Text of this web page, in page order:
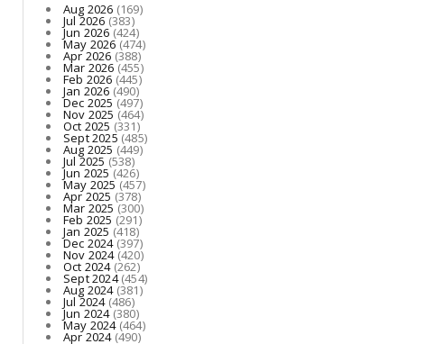
Aug 2026 (169)
Jul 2026 (383)
Jun 2026(424)
May 2026(474)
Apr 2026 (388)
Mar 2026(455)
Feb 2026 (445)
Jan 2026 (490)
Dec 2025(497)
Nov 2025 (464)
Oct 2025 (331)
Sept 2025 (485)
Aug 2025 (449)
Jul 2025 (538)
Jun 2025(426)
May 2025(457)
Apr 2025 (378)
Mar 2025 (300)
Feb 2025 (291)
Jan 2025 (418)
Dec 2024(397)
Nov 2024(420)
Oct 2024(262)
Sept 2024(454)
Aug 2024(381)
Jul 2024(486)
Jun 2024(380)
May 2024(464)
Apr 2024(490)